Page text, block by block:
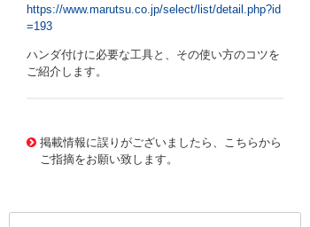
https://www.marutsu.co.jp/select/list/detail.php?id
=193
ハンダ付けに必要な工具と、その使い方のコツを
ご紹介します。
掲載情報に誤りがございましたら、こちらから
ご指摘をお願い致します。